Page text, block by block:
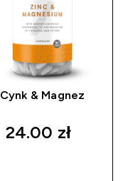
Cynk & Magnez
24.00 zł‎